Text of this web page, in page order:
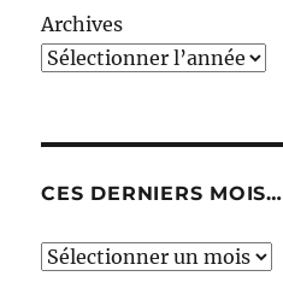
Archives
CES DERNIERS MOIS…
Ces